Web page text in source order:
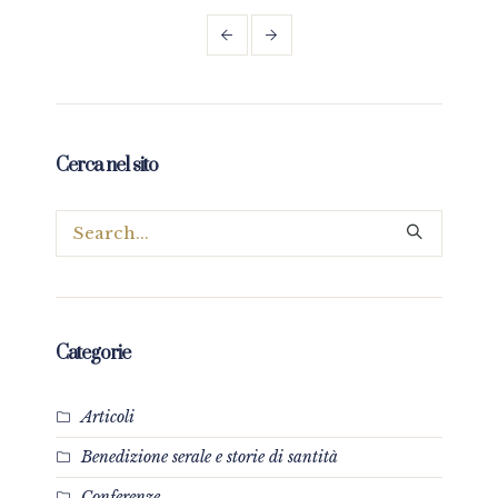
Cerca nel sito
Categorie
Articoli
Benedizione serale e storie di santità